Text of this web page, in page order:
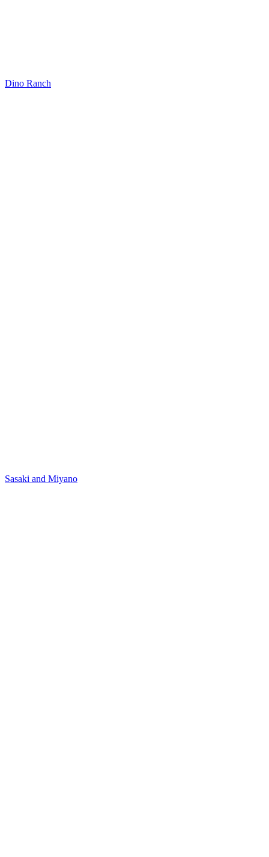
Dino Ranch
Sasaki and Miyano